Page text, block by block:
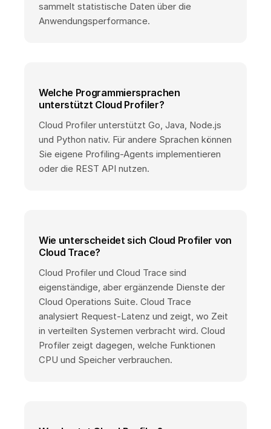
sammelt statistische Daten über die
Anwendungsperformance.
Welche Programmiersprachen
unterstützt Cloud Profiler?
Cloud Profiler unterstützt Go, Java, Node.js
und Python nativ. Für andere Sprachen können
Sie eigene Profiling-Agents implementieren
oder die REST API nutzen.
Wie unterscheidet sich Cloud Profiler von
Cloud Trace?
Cloud Profiler und Cloud Trace sind
eigenständige, aber ergänzende Dienste der
Cloud Operations Suite. Cloud Trace
analysiert Request-Latenz und zeigt, wo Zeit
in verteilten Systemen verbracht wird. Cloud
Profiler zeigt dagegen, welche Funktionen
CPU und Speicher verbrauchen.